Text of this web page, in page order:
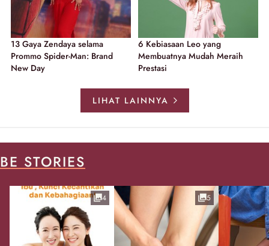
13 Gaya Zendaya selama
Prommo Spider-Man: Brand
New Day
6 Kebiasaan Leo yang
Membuatnya Mudah Meraih
Prestasi
LIHAT LAINNYA
BE STORIES
4 5